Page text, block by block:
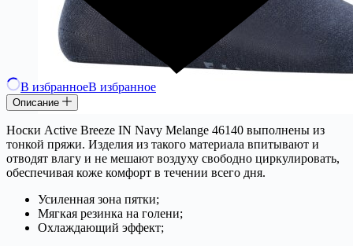
В избранноеВ избранное
Описание
Носки Active Breeze IN Navy Melange 46140 выполнены из
тонкой пряжи. Изделия из такого материала впитывают и
отводят влагу и не мешают воздуху свободно циркулировать,
обеспечивая коже комфорт в течении всего дня.
Усиленная зона пятки;
Мягкая резинка на голени;
Охлаждающий эффект;